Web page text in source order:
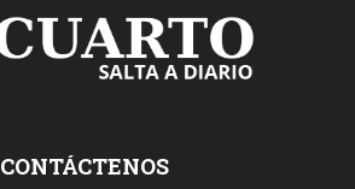
CONTÁCTENOS